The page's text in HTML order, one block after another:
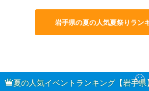
岩手県の夏の人気夏祭りラン
夏の人気イベントランキング【岩手県